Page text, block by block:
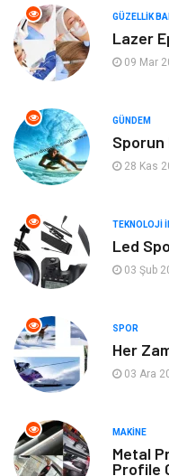
Gıda
Keyif Hobi
Anne Çocuk
Organizasyon
Bilgisayar & Yazılım
Müzik
Spor
Turizm
Nakliye
GÜZELLIK
Lazer
09 Mar
GÜNDEM
Sporun
28 Kas
TEKNOLOJI
Led
03 Şub
SPOR
Her
03 Ara
MAKINE
Metal
Profile